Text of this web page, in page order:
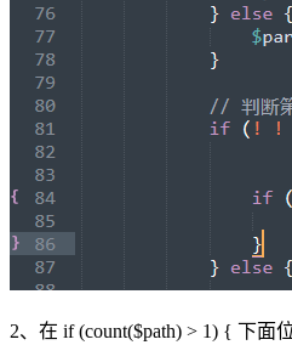
2、在 if (count($path) > 1) { 下面